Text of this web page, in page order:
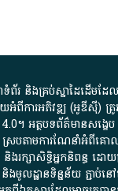
ទំព័រ និង​គ្រប់​ស្នា​ដៃ​ដើម​ដ
អំពី​ការអភិវឌ្ឍ​​ (អូ​ឌី​ស៊ី)​ ត្រូវ​
។​ អត្ថបទ​ព័ត៌មាន​សង្ខេ
របតាមការ​ណែនាំ​អំពី​គោល
រក្សាសិទ្ធិអ្នកនិពន្ធ ដោយ​
ង​មូលដ្ឋាន​ទិន្នន័យ ​ភ្ជាប់​